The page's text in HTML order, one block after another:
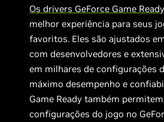
Os drivers GeForce Game Ready
melhor experiência para seus
favoritos. Eles são ajustados
com desenvolvedores e
em milhares de configurações
máximo desempenho e
Game Ready também
configurações do jogo no